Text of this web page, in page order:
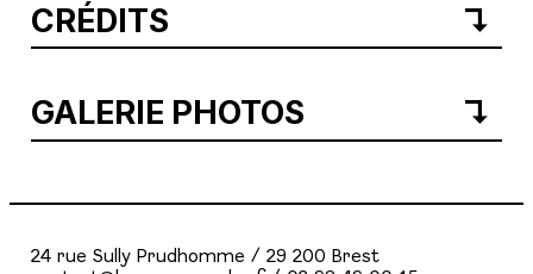
CRÉDITS
GALERIE PHOTOS
24 rue Sully Prudhomme / 29 200 Brest